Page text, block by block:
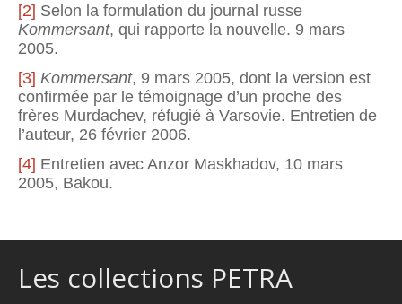
[2] Selon la formulation du journal russe
Kommersant, qui rapporte la nouvelle. 9 mars
2005.
[3] Kommersant, 9 mars 2005, dont la version est
confirmée par le témoignage d’un proche des
frères Murdachev, réfugié à Varsovie. Entretien de
l’auteur, 26 février 2006.
[4] Entretien avec Anzor Maskhadov, 10 mars
2005, Bakou.
Les collections PETRA